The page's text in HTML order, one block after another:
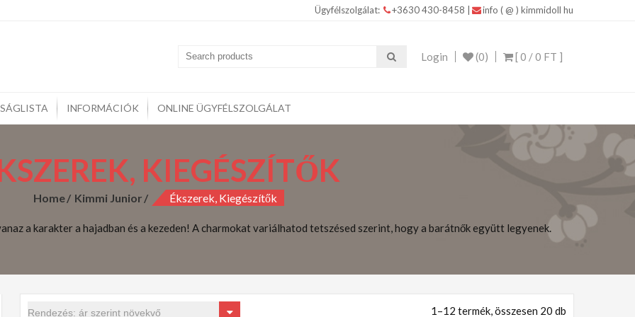
Ügyfélszolgálat: +3630 430-8458 info ( @ ) kimmidoll hu
Kulcstartók, Otthoni kiegészítők,
[ 0 /0 FT ]
(0)
Login
INFORMÁCIÓK ONLINE ÜGYFÉLSZOLGÁLAT
KIEGÉSZÍTŐK
Home Kimmi Junior Ékszerek, Kiegészítők
a karakter a hajadban és a kezeden! A charmokat variálhatod tetszésed szerint, hogy a barátnők együtt legyenek.
1–12 termék, összesen 20 db